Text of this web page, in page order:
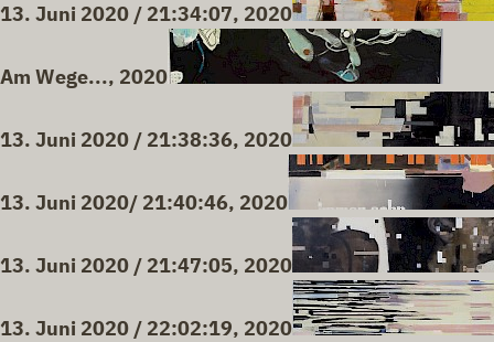
13. Juni 2020 / 21:34:07, 2020
Am Wege..., 2020
13. Juni 2020 / 21:38:36, 2020
13. Juni 2020/ 21:40:46, 2020
13. Juni 2020 / 21:47:05, 2020
13. Juni 2020 / 22:02:19, 2020